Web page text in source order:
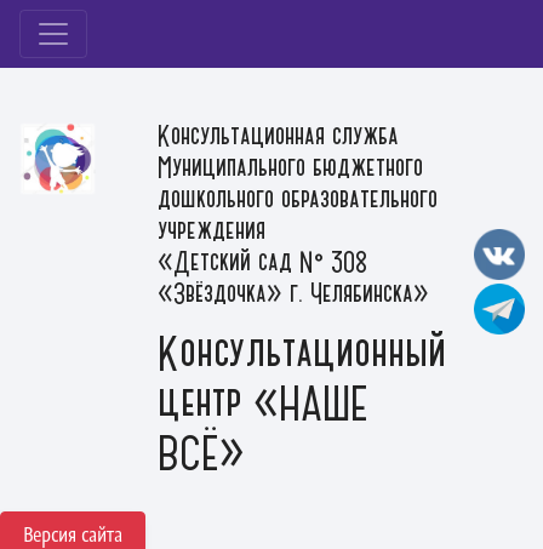
Версия сайта
Консультационная служба
Муниципального бюджетного
дошкольного образовательного
учреждения
«Детский сад № 308
«Звёздочка» г. Челябинска»
Консультационный
центр «НАШЕ
ВСЁ»